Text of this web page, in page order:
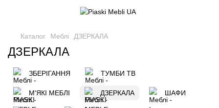
Каталог Меблі ДЗЕРКАЛА
ДЗЕРКАЛА
ЗБЕРІГАННЯ ТУМБИ ТВ
М'ЯКІ МЕБЛІ ДЗЕРКАЛА ШАФИ